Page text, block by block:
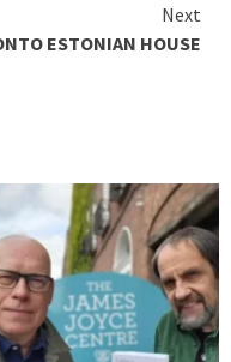
Next
ESTONIAN HOUSE